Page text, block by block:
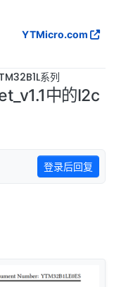
YTMicro.com
系列
中的I2c
登录后回复